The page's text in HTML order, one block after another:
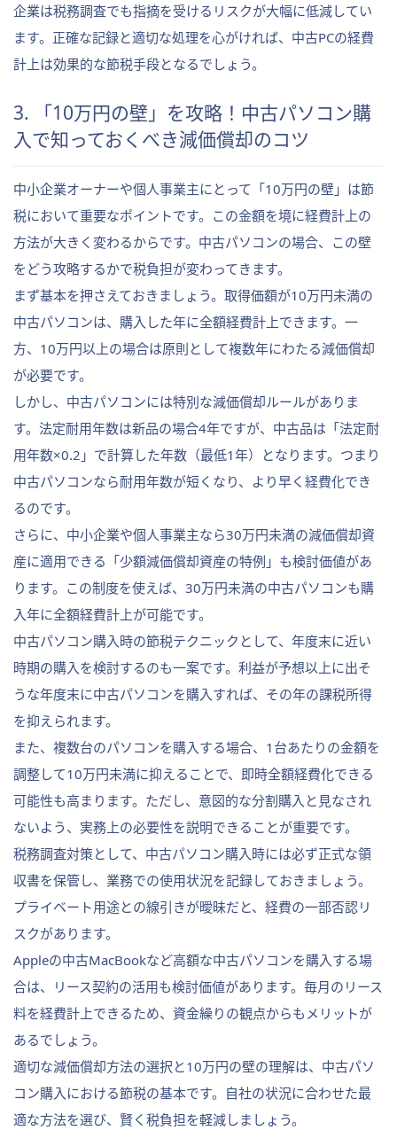
企業は税務調査でも指摘を受けるリスクが大幅に低減してい
ます。正確な記録と適切な処理を心がければ、中古PCの経費
計上は効果的な節税手段となるでしょう。
3. 「10万円の壁」を攻略！中古パソコン購
入で知っておくべき減価償却のコツ
中小企業オーナーや個人事業主にとって「10万円の壁」は節
税において重要なポイントです。この金額を境に経費計上の
方法が大きく変わるからです。中古パソコンの場合、この壁
をどう攻略するかで税負担が変わってきます。
まず基本を押さえておきましょう。取得価額が10万円未満の
中古パソコンは、購入した年に全額経費計上できます。一
方、10万円以上の場合は原則として複数年にわたる減価償却
が必要です。
しかし、中古パソコンには特別な減価償却ルールがありま
す。法定耐用年数は新品の場合4年ですが、中古品は「法定耐
用年数×0.2」で計算した年数（最低1年）となります。つまり
中古パソコンなら耐用年数が短くなり、より早く経費化でき
るのです。
さらに、中小企業や個人事業主なら30万円未満の減価償却資
産に適用できる「少額減価償却資産の特例」も検討価値があ
ります。この制度を使えば、30万円未満の中古パソコンも購
入年に全額経費計上が可能です。
中古パソコン購入時の節税テクニックとして、年度末に近い
時期の購入を検討するのも一案です。利益が予想以上に出そ
うな年度末に中古パソコンを購入すれば、その年の課税所得
を抑えられます。
また、複数台のパソコンを購入する場合、1台あたりの金額を
調整して10万円未満に抑えることで、即時全額経費化できる
可能性も高まります。ただし、意図的な分割購入と見なされ
ないよう、実務上の必要性を説明できることが重要です。
税務調査対策として、中古パソコン購入時には必ず正式な領
収書を保管し、業務での使用状況を記録しておきましょう。
プライベート用途との線引きが曖昧だと、経費の一部否認リ
スクがあります。
Appleの中古MacBookなど高額な中古パソコンを購入する場
合は、リース契約の活用も検討価値があります。毎月のリース
料を経費計上できるため、資金繰りの観点からもメリットが
あるでしょう。
適切な減価償却方法の選択と10万円の壁の理解は、中古パソ
コン購入における節税の基本です。自社の状況に合わせた最
適な方法を選び、賢く税負担を軽減しましょう。